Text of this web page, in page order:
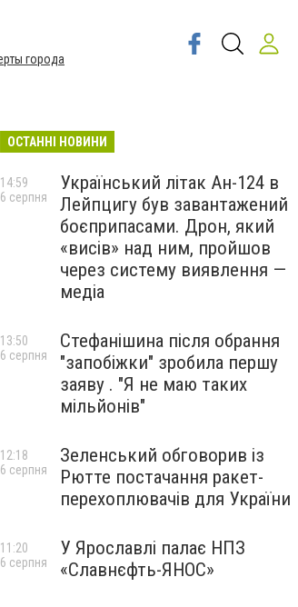
города
ОСТАННІ НОВИНИ
Український літак Ан-124 в
Лейпцигу був завантажений
боєприпасами. Дрон, який
«висів» над ним, пройшов
через систему виявлення —
медіа
14:59
6 серпня
Стефанішина після обрання
"запобіжки" зробила першу
заяву . "Я не маю таких
мільйонів"
13:50
6 серпня
Зеленський обговорив із
Рютте постачання ракет-
перехоплювачів для України
12:18
6 серпня
У Ярославлі палає НПЗ
«Славнєфть-ЯНОС»
11:20
6 серпня